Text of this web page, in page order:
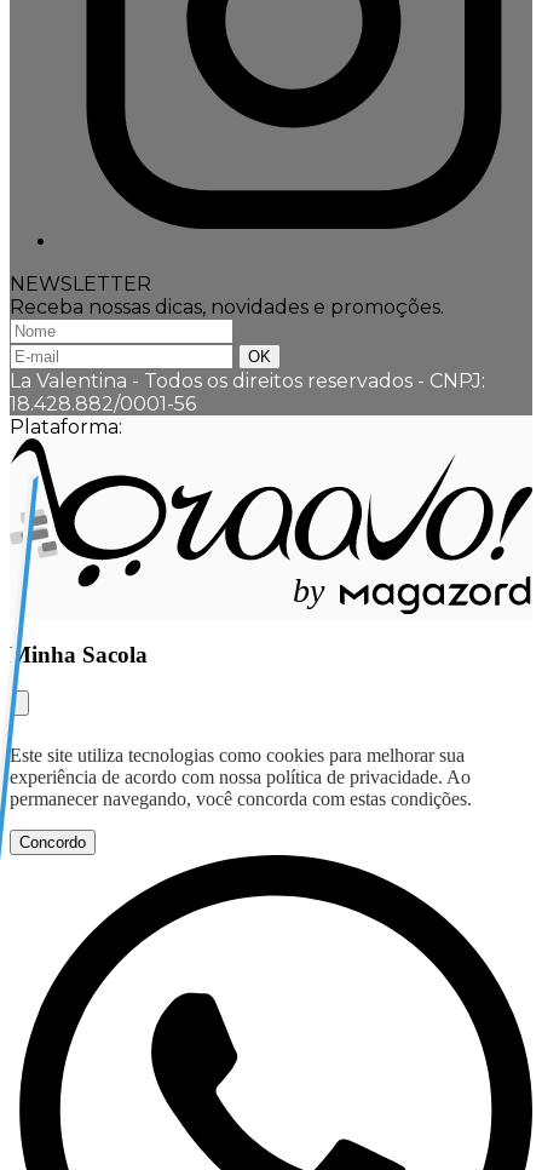
NEWSLETTER
Receba nossas dicas, novidades e promoções.
La Valentina - Todos os direitos reservados - CNPJ:
18.428.882/0001-56
Plataforma:
by
Minha Sacola
Este site utiliza tecnologias como cookies para melhorar sua
experiência de acordo com nossa política de privacidade. Ao
permanecer navegando, você concorda com estas condições.
Concordo